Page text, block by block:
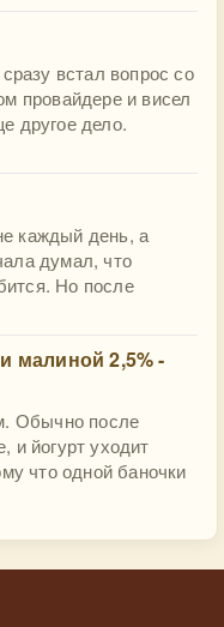
встал вопрос со
провайдере и висел
другое дело.
каждый день, а
думал, что
Но после
малиной 2,5% -
Обычно после
и йогурт уходит
что одной баночки